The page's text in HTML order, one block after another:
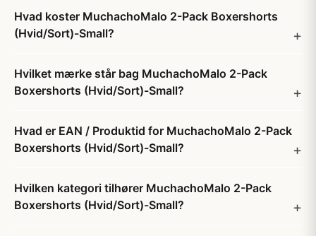
Hvad koster MuchachoMalo 2-Pack Boxershorts
(Hvid/Sort)-Small?
Hvilket mærke står bag MuchachoMalo 2-Pack
Boxershorts (Hvid/Sort)-Small?
Hvad er EAN / Produktid for MuchachoMalo 2-Pack
Boxershorts (Hvid/Sort)-Small?
Hvilken kategori tilhører MuchachoMalo 2-Pack
Boxershorts (Hvid/Sort)-Small?